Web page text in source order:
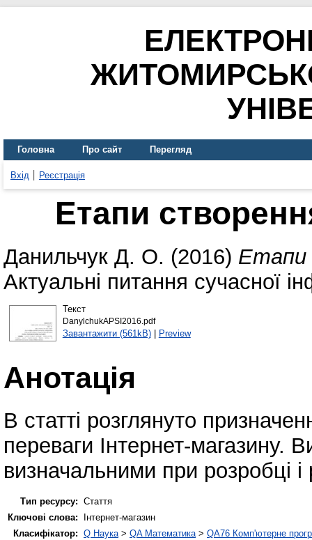
Головна Про сайт Перегляд
Вхід Реєстрація
Етапи
Данильчук Д. О. (2016) Етапи
Актуальні питання сучасної
Текст
DanylchukAPSI2016.pdf
Завантажити (561kB)| Preview
Анотація
В статті розглянуто
переваги Інтернет-магазину.
визначальними при розробці і
Тип ресурсу: Стаття
Ключові слова:
Інтернет-магазин
Класифікатор: Q Наука > QA Математика > QA76 Комп'ютерне